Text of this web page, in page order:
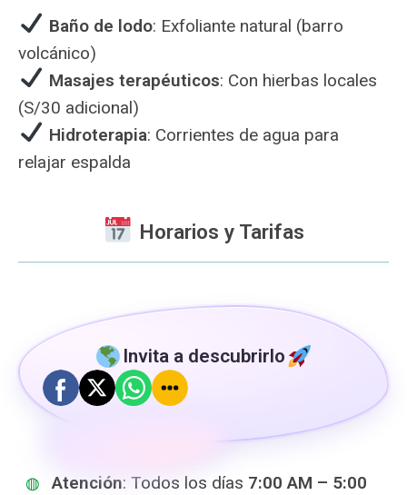
Baño de lodo: Exfoliante natural (barro
volcánico)
Masajes terapéuticos: Con hierbas locales
(S/30 adicional)
Hidroterapia: Corrientes de agua para
relajar espalda
Horarios y Tarifas
Invita a descubrirlo
Atención: Todos los días 7:00 AM – 5:00